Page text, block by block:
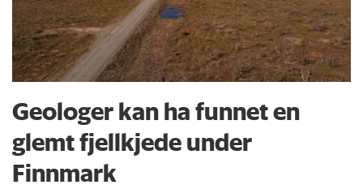
Geologer kan ha funnet en
glemt fjellkjede under
Finnmark